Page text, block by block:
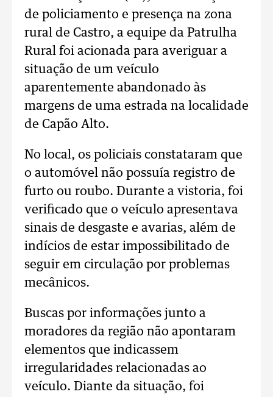
de policiamento e presença na zona
rural de Castro, a equipe da Patrulha
Rural foi acionada para averiguar a
situação de um veículo
aparentemente abandonado às
margens de uma estrada na localidade
de Capão Alto.
No local, os policiais constataram que
o automóvel não possuía registro de
furto ou roubo. Durante a vistoria, foi
verificado que o veículo apresentava
sinais de desgaste e avarias, além de
indícios de estar impossibilitado de
seguir em circulação por problemas
mecânicos.
Buscas por informações junto a
moradores da região não apontaram
elementos que indicassem
irregularidades relacionadas ao
veículo. Diante da situação, foi